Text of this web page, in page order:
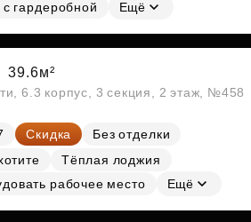
гардеробной
Ещё
39.6м²
6.3 корпус, 3 секция, 2 этаж, №458
Скидка
Без отделки
Тёплая лоджия
рабочее место
Ещё